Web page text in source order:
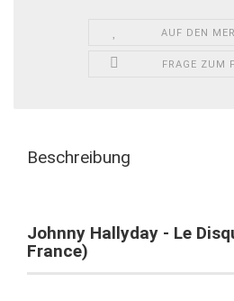
AUF DEN
FRAGE ZUM
Beschreibung
Johnny Hallyday - Le
France)